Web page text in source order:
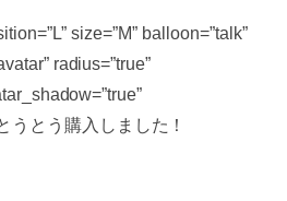
size=”M” balloon=”talk”
radius=”true”
うとう購入しました！